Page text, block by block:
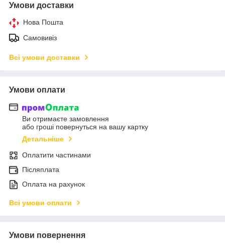
Умови доставки
Нова Пошта
Самовивіз
Всі умови доставки
Умови оплати
Ви отримаєте замовлення
або гроші повернуться на вашу картку
Детальніше
Оплатити частинами
Післяплата
Оплата на рахунок
Всі умови оплати
Умови повернення